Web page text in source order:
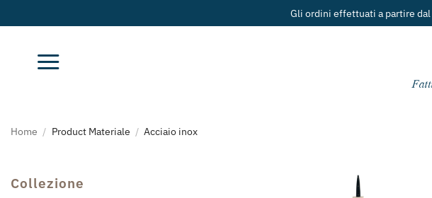
ai
contenuti
Gli ordini effettuati a partire dal
Home / Product Materiale / Acciaio inox
Collezione